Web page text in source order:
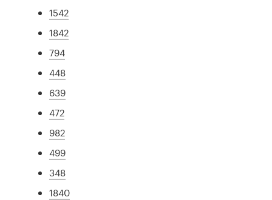
1542
1842
794
448
639
472
982
499
348
1840